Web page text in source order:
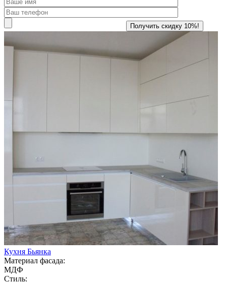
Кухня Бьянка
Материал фасада:
МДФ
Стиль: